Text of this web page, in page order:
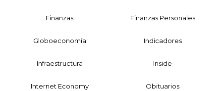
Finanzas Finanzas Personales
Globoeconomía Indicadores
Infraestructura Inside
Internet Economy Obituarios